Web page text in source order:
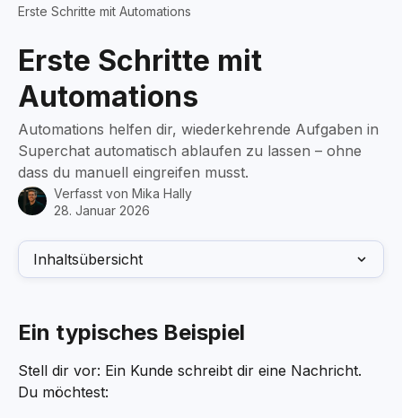
Erste Schritte mit Automations
Erste Schritte mit
Automations
Automations helfen dir, wiederkehrende Aufgaben in
Superchat automatisch ablaufen zu lassen – ohne
dass du manuell eingreifen musst.
Verfasst von Mika Hally
28. Januar 2026
Inhaltsübersicht
Ein typisches Beispiel
Stell dir vor: Ein Kunde schreibt dir eine Nachricht.
Du möchtest: